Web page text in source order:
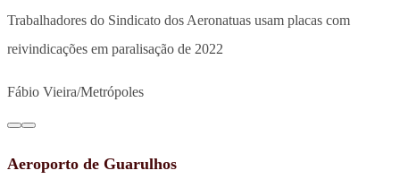
Trabalhadores do Sindicato dos Aeronatuas usam placas com
reivindicações em paralisação de 2022
Fábio Vieira/Metrópoles
Aeroporto de Guarulhos